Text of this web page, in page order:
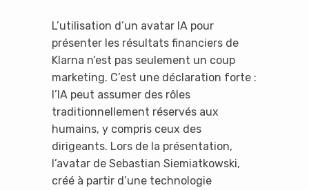
L’utilisation d’un avatar IA pour
présenter les résultats financiers de
Klarna n’est pas seulement un coup
marketing. C’est une déclaration forte :
l’IA peut assumer des rôles
traditionnellement réservés aux
humains, y compris ceux des
dirigeants. Lors de la présentation,
l’avatar de Sebastian Siemiatkowski,
créé à partir d’une technologie